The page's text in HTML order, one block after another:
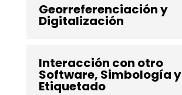
Georreferenciación y
Digitalización
Interacción con otro
Software, Simbología y
Etiquetado